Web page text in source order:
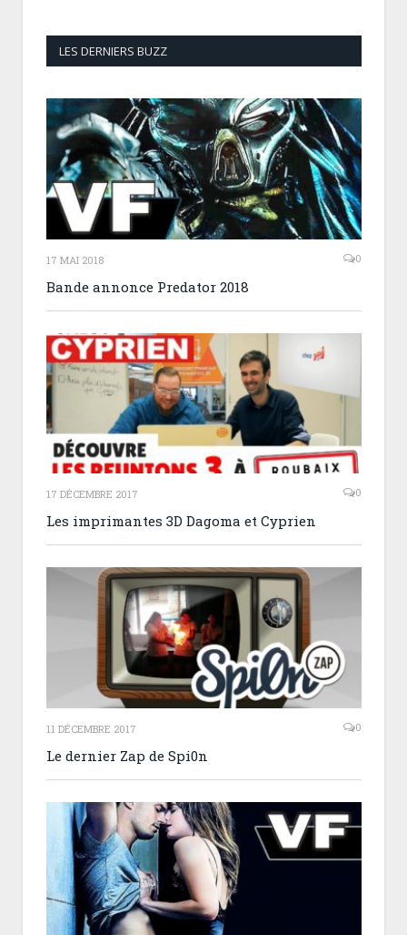
LES DERNIERS BUZZ
17 MAI 2018 0
Bande annonce Predator 2018
17 DÉCEMBRE 2017 0
Les imprimantes 3D Dagoma et Cyprien
11 DÉCEMBRE 2017 0
Le dernier Zap de Spi0n